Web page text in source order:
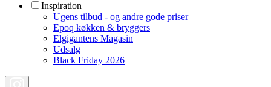
Inspiration
Ugens tilbud - og andre gode priser
Epoq køkken & bryggers
Elgigantens Magasin
Udsalg
Black Friday 2026